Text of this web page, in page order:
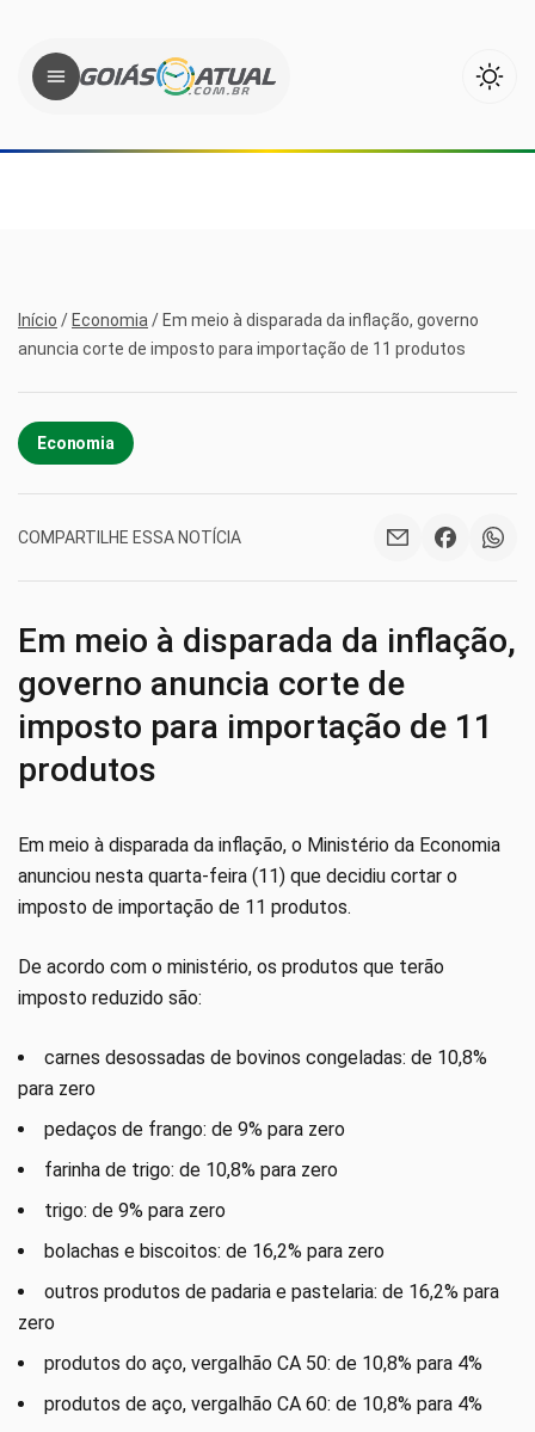
Início / Economia / Em meio à disparada da inflação, governo
anuncia corte de imposto para importação de 11 produtos
Economia
COMPARTILHE ESSA NOTÍCIA
Em meio à disparada da inflação,
governo anuncia corte de
imposto para importação de 11
produtos
Em meio à disparada da inflação, o Ministério da Economia
anunciou nesta quarta-feira (11) que decidiu cortar o
imposto de importação de 11 produtos.
De acordo com o ministério, os produtos que terão
imposto reduzido são:
carnes desossadas de bovinos congeladas: de 10,8%
para zero
pedaços de frango: de 9% para zero
farinha de trigo: de 10,8% para zero
trigo: de 9% para zero
bolachas e biscoitos: de 16,2% para zero
outros produtos de padaria e pastelaria: de 16,2% para
zero
produtos do aço, vergalhão CA 50: de 10,8% para 4%
produtos de aço, vergalhão CA 60: de 10,8% para 4%